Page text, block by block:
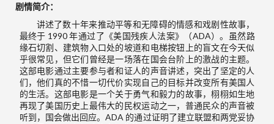
剧情简介：
讲述了数十年来推动平等和无障碍的情感和戏剧性故事，
最终于 1990 年通过了《美国残疾人法案》（ADA）。虽然路
缘石切割、建筑物入口处的坡道和电梯按钮上的盲文在今天似
乎很常见，但它们曾经是一场落在国会台阶上的激战的主题。
这部电影通过主要参与者和证人的声音讲述，突出了坚定的人
们，他们真的不惜一切代价实现自己的目标并改变所有美国人
的生活。这部电影是一个关于勇气和毅力的故事，栩栩如生地
再现了美国历史上最伟大的民权运动之一，普通民众的声音被
听到，国会做出回应。ADA 的通过证明了建立联盟和两党妥协